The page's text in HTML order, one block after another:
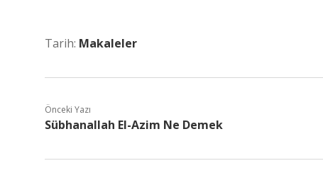
Tarih: Makaleler
Önceki Yazı
Sübhanallah El-Azim Ne Demek